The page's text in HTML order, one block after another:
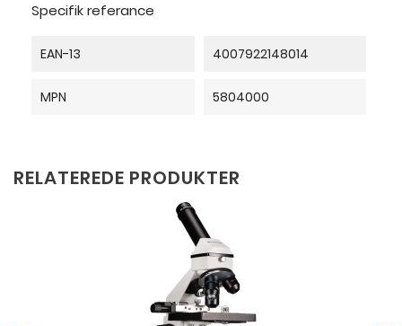
Specifik referance
EAN-13 4007922148014
MPN 5804000
RELATEREDE PRODUKTER